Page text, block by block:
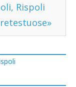
Rispoli